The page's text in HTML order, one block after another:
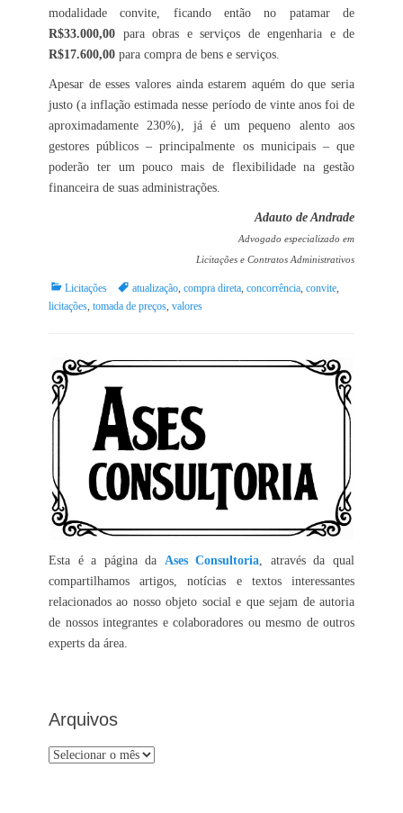
modalidade convite, ficando então no patamar de
R$33.000,00 para obras e serviços de engenharia e de
R$17.600,00 para compra de bens e serviços.
Apesar de esses valores ainda estarem aquém do que seria
justo (a inflação estimada nesse período de vinte anos foi de
aproximadamente 230%), já é um pequeno alento aos
gestores públicos – principalmente os municipais – que
poderão ter um pouco mais de flexibilidade na gestão
financeira de suas administrações.
Adauto de Andrade
Advogado especializado em
Licitações e Contratos Administrativos
Categorias:
Licitações Tags:atualização, compra direta, concorrência, convite,
licitações, tomada de preços, valores
Esta é a página da Ases Consultoria , através da qual
compartilhamos artigos, notícias e textos interessantes
relacionados ao nosso objeto social e que sejam de autoria
de nossos integrantes e colaboradores ou mesmo de outros
experts da área.
Arquivos
Arquivos